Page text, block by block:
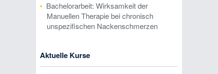
Bachelorarbeit: Wirksamkeit der
Manuellen Therapie bei chronisch
unspezifischen Nackenschmerzen
Aktuelle Kurse